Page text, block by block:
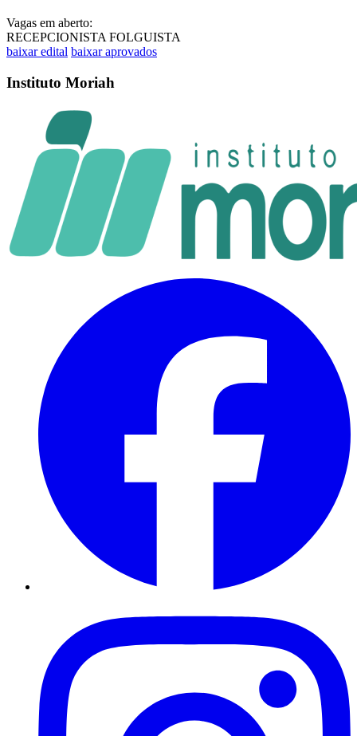
Vagas em aberto:
RECEPCIONISTA FOLGUISTA
baixar edital baixar aprovados
Instituto Moriah